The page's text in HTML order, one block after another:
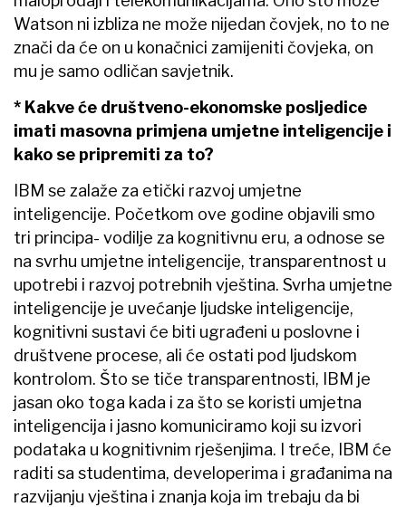
Watson ni izbliza ne može nijedan čovjek, no to ne
znači da će on u konačnici zamijeniti čovjeka, on
mu je samo odličan savjetnik.
* Kakve će društveno-ekonomske posljedice
imati masovna primjena umjetne inteligencije i
kako se pripremiti za to?
IBM se zalaže za etički razvoj umjetne
inteligencije. Početkom ove godine objavili smo
tri principa- vodilje za kognitivnu eru, a odnose se
na svrhu umjetne inteligencije, transparentnost u
upotrebi i razvoj potrebnih vještina. Svrha umjetne
inteligencije je uvećanje ljudske inteligencije,
kognitivni sustavi će biti ugrađeni u poslovne i
društvene procese, ali će ostati pod ljudskom
kontrolom. Što se tiče transparentnosti, IBM je
jasan oko toga kada i za što se koristi umjetna
inteligencija i jasno komuniciramo koji su izvori
podataka u kognitivnim rješenjima. I treće, IBM će
raditi sa studentima, developerima i građanima na
razvijanju vještina i znanja koja im trebaju da bi